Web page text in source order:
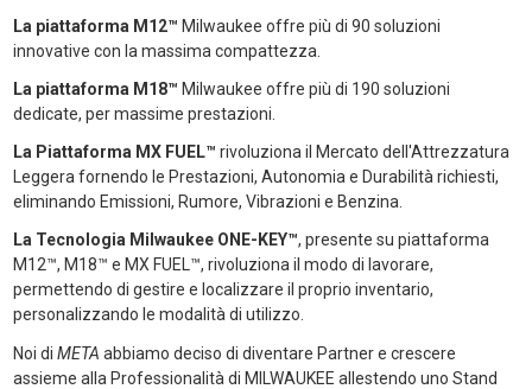
La piattaforma M12™ Milwaukee offre più di 90 soluzioni
innovative con la massima compattezza.
La piattaforma M18™ Milwaukee offre più di 190 soluzioni
dedicate, per massime prestazioni.
La Piattaforma MX FUEL™ rivoluziona il Mercato dell'Attrezzatura
Leggera fornendo le Prestazioni, Autonomia e Durabilità richiesti,
eliminando Emissioni, Rumore, Vibrazioni e Benzina.
La Tecnologia Milwaukee ONE-KEY™, presente su piattaforma
M12™, M18™ e MX FUEL™, rivoluziona il modo di lavorare,
permettendo di gestire e localizzare il proprio inventario,
personalizzando le modalità di utilizzo.
Noi di META abbiamo deciso di diventare Partner e crescere
assieme alla Professionalità di MILWAUKEE allestendo uno Stand